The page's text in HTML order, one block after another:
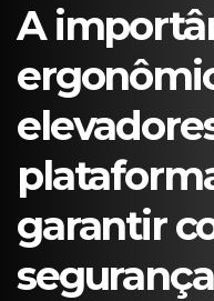
A
garantir
segurança